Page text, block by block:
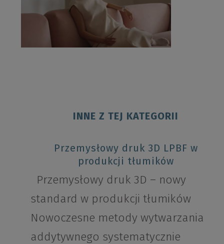
INNE Z TEJ KATEGORII
Przemysłowy druk 3D LPBF w
produkcji tłumików
Przemysłowy druk 3D – nowy
standard w produkcji tłumików
Nowoczesne metody wytwarzania
addytywnego systematycznie